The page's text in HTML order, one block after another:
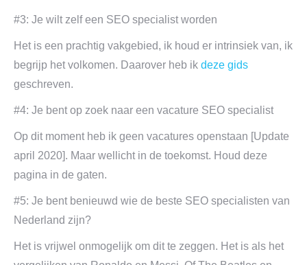
#3: Je wilt zelf een SEO specialist worden
Het is een prachtig vakgebied, ik houd er intrinsiek van, ik
begrijp het volkomen. Daarover heb ik deze gids
geschreven.
#4: Je bent op zoek naar een vacature SEO specialist
Op dit moment heb ik geen vacatures openstaan [Update
april 2020]. Maar wellicht in de toekomst. Houd deze
pagina in de gaten.
#5: Je bent benieuwd wie de beste SEO specialisten van
Nederland zijn?
Het is vrijwel onmogelijk om dit te zeggen. Het is als het